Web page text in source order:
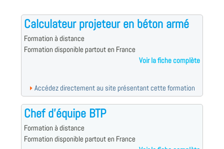
Calculateur projeteur en béton armé
Formation à distance
Formation disponible partout en France
Voir la fiche complète
Accédez directement au site présentant cette formation
Chef d'équipe BTP
Formation à distance
Formation disponible partout en France